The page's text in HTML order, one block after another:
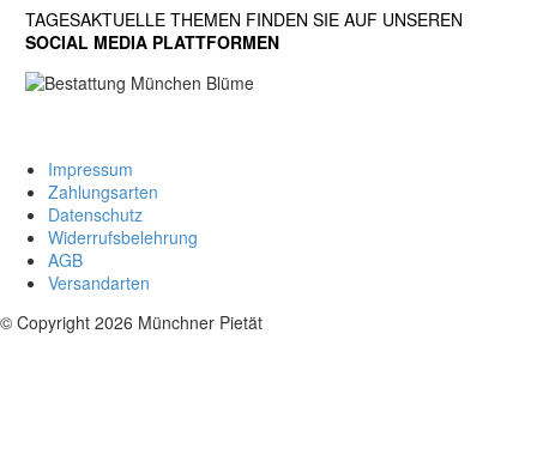
TAGESAKTUELLE THEMEN FINDEN SIE AUF UNSEREN
SOCIAL MEDIA PLATTFORMEN
Impressum
Zahlungsarten
Datenschutz
Widerrufsbelehrung
AGB
Versandarten
© Copyright 2026 Münchner Pietät